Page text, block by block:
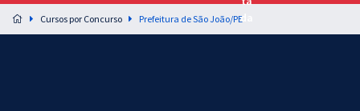
Preparação completa e intensiva para as principais
residências em saúde do Brasil
Cursos por Concurso Prefeitura de São João/PE